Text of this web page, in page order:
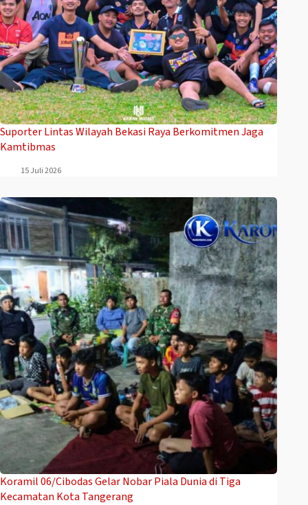
Suporter Lintas Wilayah Bekasi Raya Berkomitmen Jaga
Kamtibmas
15 Juli 2026
Koramil 06/Cibodas Gelar Nobar Piala Dunia di Tiga
Kecamatan Kota Tangerang